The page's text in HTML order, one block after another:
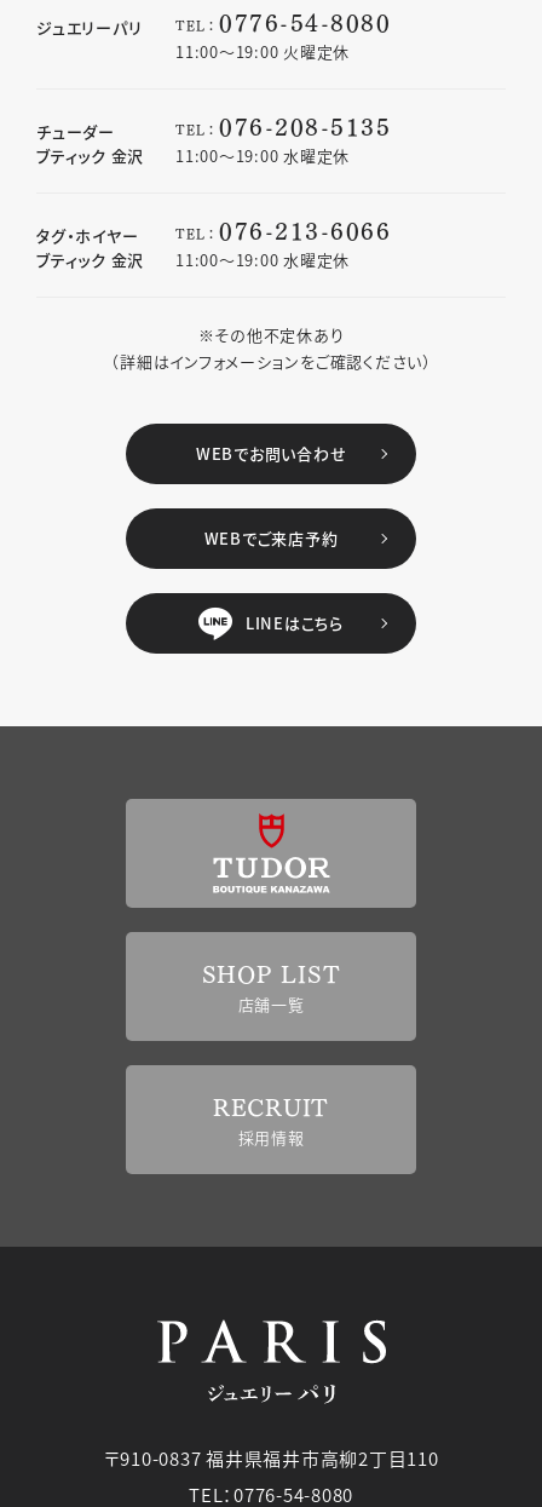
ジュエリーパリ TEL： 0776-54-8080
11:00〜19:00 火曜定休
チューダー
ブティック 金沢
TEL： 076-208-5135
11:00〜19:00 水曜定休
タグ・ホイヤー
ブティック 金沢
TEL： 076-213-6066
11:00〜19:00 水曜定休
※その他不定休あり
（詳細はインフォメーションをご確認ください）
WEBでお問い合わせ
WEBでご来店予約
LINEはこちら
SHOP LIST
店舗一覧
RECRUIT
採用情報
〒910-0837 福井県福井市高柳2丁目110
TEL：0776-54-8080